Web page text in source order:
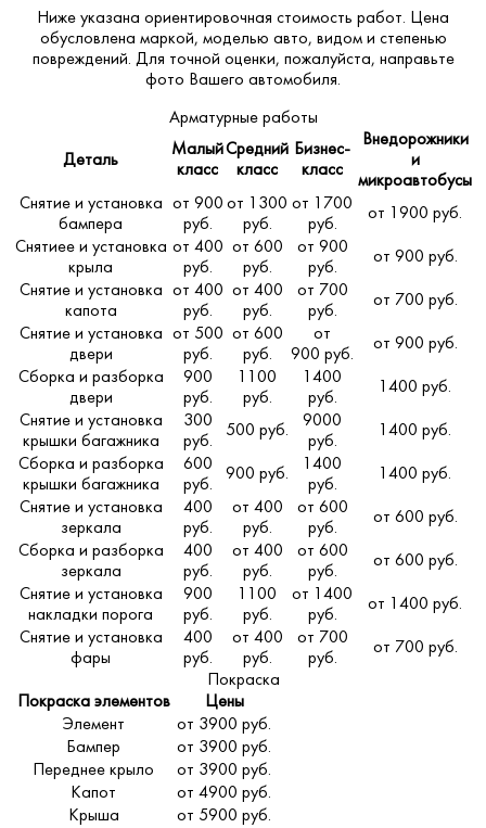
Ниже указана ориентировочная стоимость работ. Цена
обусловлена маркой, моделью авто, видом и степенью
повреждений. Для точной оценки, пожалуйста, направьте
фото Вашего автомобиля.
Арматурные работы
Деталь
Малый
класс
Средний
класс
Бизнес-
класс
Внедорожники
и
микроавтобусы
Снятие и установка
бампера
от 900
руб.
от 1300
руб.
от 1700
руб.
от 1900 руб.
Снятиее и установка
крыла
от 400
руб.
от 600
руб.
от 900
руб.
от 900 руб.
Снятие и установка
капота
от 400
руб.
от 400
руб.
от 700
руб.
от 700 руб.
Снятие и установка
двери
от 500
руб.
от 600
руб.
от
900 руб.
от 900 руб.
Сборка и разборка
двери
900
руб.
1100
руб.
1400
руб.
1400 руб.
Снятие и установка
крышки багажника
300
руб.
500 руб.
9000
руб.
1400 руб.
Сборка и разборка
крышки багажника
600
руб.
900 руб.
1400
руб.
1400 руб.
Снятие и установка
зеркала
400
руб.
от 400
руб.
от 600
руб.
от 600 руб.
Сборка и разборка
зеркала
400
руб.
от 400
руб.
от 600
руб.
от 600 руб.
Снятие и установка
накладки порога
900
руб.
1100
руб.
от 1400
руб.
от 1400 руб.
Снятие и установка
фары
400
руб.
от 400
руб.
от 700
руб.
от 700 руб.
Покраска
Покраска элементов
Цены
Элемент
от 3900 руб.
Бампер
от 3900 руб.
Переднее крыло
от 3900 руб.
Капот
от 4900 руб.
Крыша
от 5900 руб.